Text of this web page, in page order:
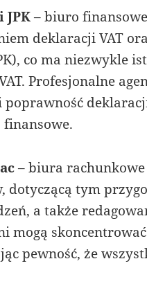
JPK– biuro
deklaracji VAT
co ma niezwykle
Profesjonalne
poprawność
finansowe.
– biura
dotyczącą tym
a także
mogą
pewność, że